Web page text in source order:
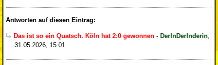
Antworten auf diesen Eintrag:
Das ist so ein Quatsch. Köln hat 2:0 gewonnen - DerInDerInderin,
31.05.2026, 15:01